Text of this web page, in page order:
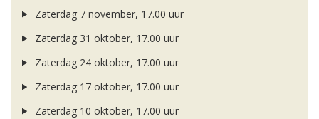
Zaterdag 7 november, 17.00 uur
Zaterdag 31 oktober, 17.00 uur
Zaterdag 24 oktober, 17.00 uur
Zaterdag 17 oktober, 17.00 uur
Zaterdag 10 oktober, 17.00 uur